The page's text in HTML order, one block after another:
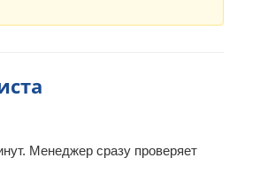
Менеджер сразу проверяет